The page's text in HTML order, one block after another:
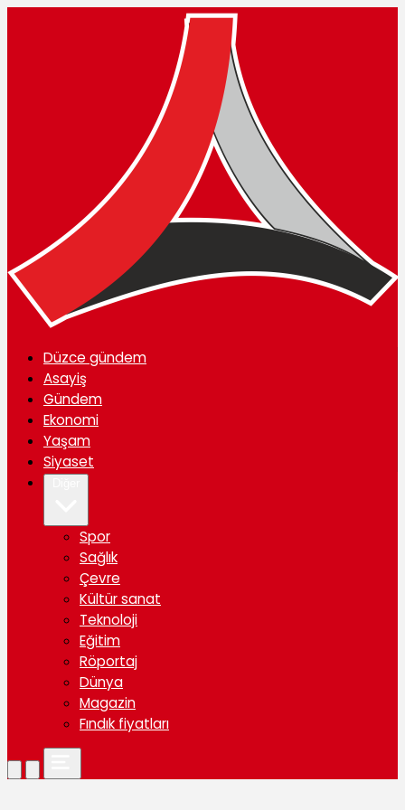
Düzce gündem
Asayiş
Gündem
Ekonomi
Yaşam
Siyaset
Spor
Sağlık
Çevre
Kültür sanat
Teknoloji
Eğitim
Röportaj
Dünya
Magazin
Fındık fiyatları